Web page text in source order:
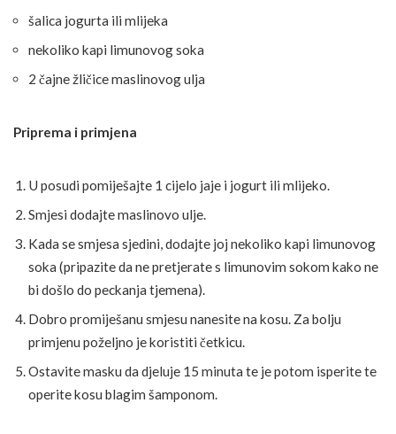
šalica jogurta ili mlijeka
nekoliko kapi limunovog soka
2 čajne žličice maslinovog ulja
Priprema i primjena
U posudi pomiješajte 1 cijelo jaje i jogurt ili mlijeko.
Smjesi dodajte maslinovo ulje.
Kada se smjesa sjedini, dodajte joj nekoliko kapi limunovog
soka (pripazite da ne pretjerate s limunovim sokom kako ne
bi došlo do peckanja tjemena).
Dobro promiješanu smjesu nanesite na kosu. Za bolju
primjenu poželjno je koristiti četkicu.
Ostavite masku da djeluje 15 minuta te je potom isperite te
operite kosu blagim šamponom.